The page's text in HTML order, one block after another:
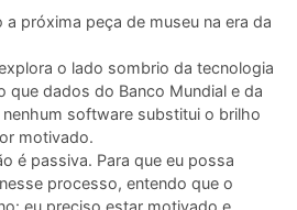
a próxima peça de museu na era da
o lado sombrio da tecnologia
que dados do Banco Mundial e da
software substitui o brilho
motivado.
é passiva. Para que eu possa
processo, entendo que o
eu preciso estar motivado e,